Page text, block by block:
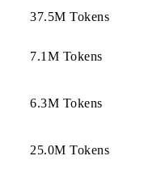
37.5M Tokens
7.1M Tokens
6.3M Tokens
25.0M Tokens